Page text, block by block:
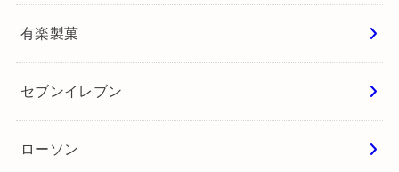
有楽製菓
セブンイレブン
ローソン